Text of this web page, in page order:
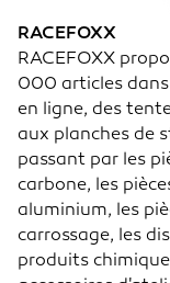
RACEFOXX
RACEFOXX
000 articles
en ligne, des
aux planches de
passant par les
carbone, les
aluminium, les
carrossage, les
produits